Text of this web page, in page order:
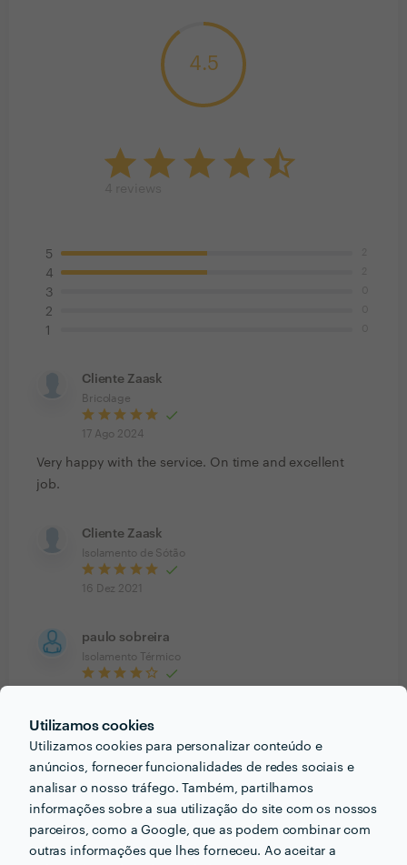
Utilizamos cookies
Utilizamos cookies para personalizar conteúdo e
anúncios, fornecer funcionalidades de redes sociais e
analisar o nosso tráfego. Também, partilhamos
informações sobre a sua utilização do site com os nossos
parceiros, como a Google, que as podem combinar com
outras informações que lhes forneceu. Ao aceitar a
4.5
5
4
3
2
1
Cliente Zaask
Bricolage
17 Ago 2024
Very happy with the service. On time and excellent
job.
Cliente Zaask
Isolamento de Sótão
16 Dez 2021
paulo sobreira
Isolamento Térmico
Cliente Zaask
Isolamento com Sistema Capoto